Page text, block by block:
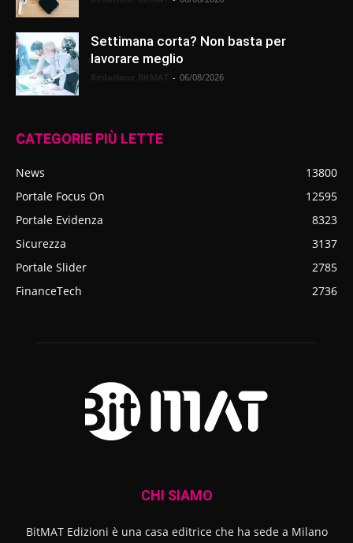
Settimana corta? Non basta per
lavorare meglio
- 06/08/2026
CATEGORIE PIÙ LETTE
News
13800
Portale Focus On
12595
Portale Evidenza
8323
Sicurezza
3137
Portale Slider
2785
FinanceTech
2736
CHI SIAMO
BitMAT Edizioni è una casa editrice che ha sede a Milano